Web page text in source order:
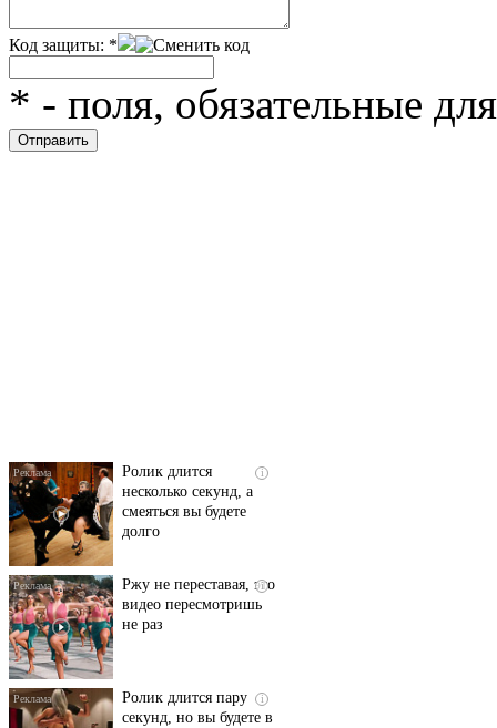
Код защиты: *
* - поля, обязательные
i
Ролик длится
несколько секунд, а
смеяться вы будете
долго
i
Ржу не переставая, это
видео пересмотришь
не раз
i
Ролик длится пару
секунд, но вы будете в